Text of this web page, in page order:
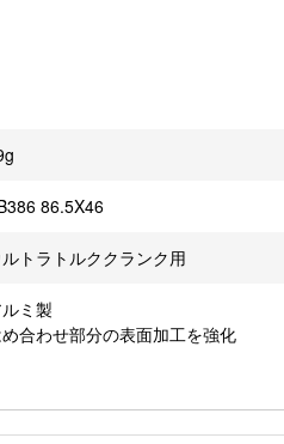
86.5X46
トラトルククランク用
ミ製
合わせ部分の表面加工を強化